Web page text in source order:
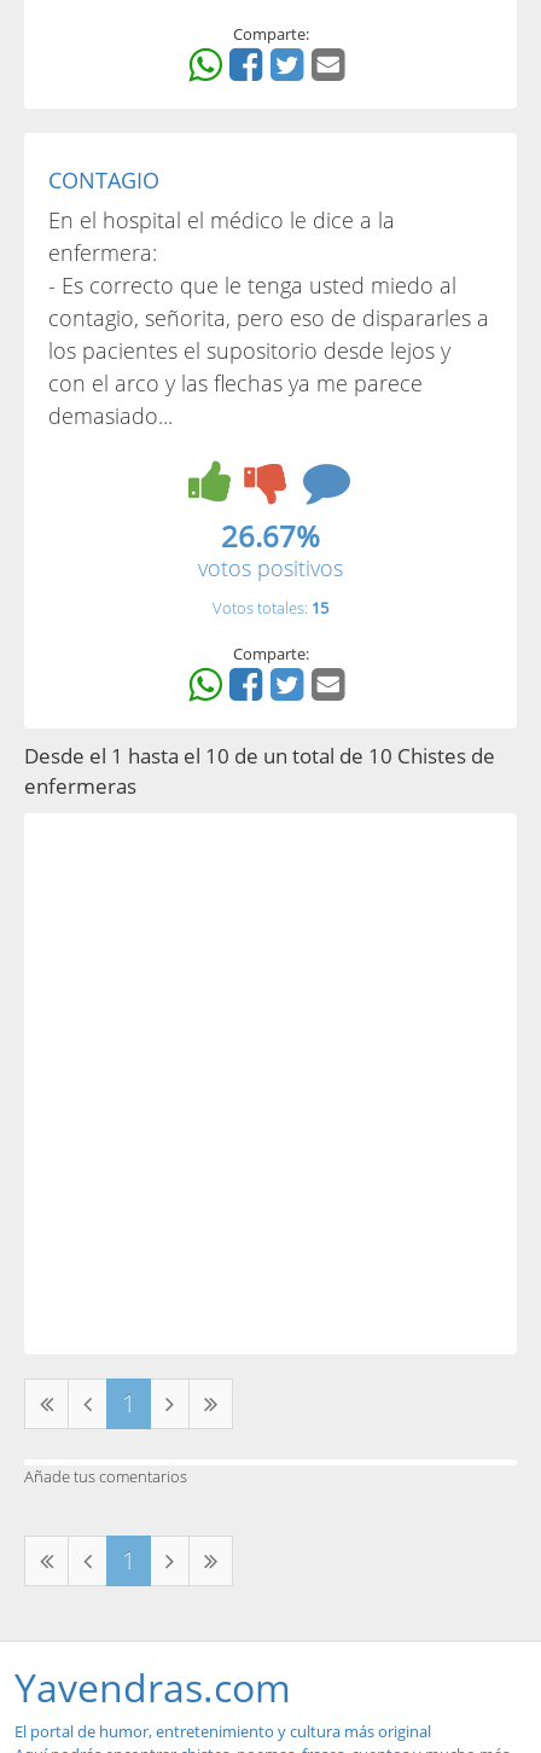
Comparte:
CONTAGIO
En el hospital el médico le dice a la
enfermera:
- Es correcto que le tenga usted miedo al
contagio, señorita, pero eso de dispararles a
los pacientes el supositorio desde lejos y
con el arco y las flechas ya me parece
demasiado...
26.67%
votos positivos
Votos totales: 15
Comparte:
Desde el 1 hasta el 10 de un total de 10 Chistes de
enfermeras
1
Añade tus comentarios
1
Yavendras.com
El portal de humor, entretenimiento y cultura más original